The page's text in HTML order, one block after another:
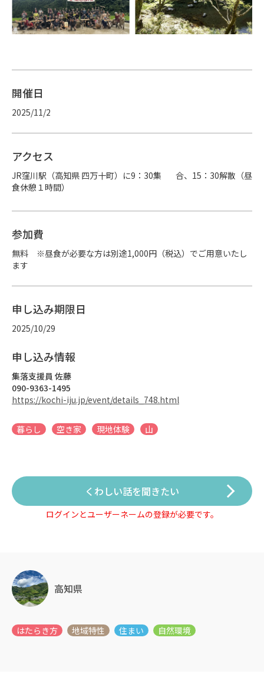
開催日
2025/11/2
アクセス
JR窪川駅（高知県 四万十町）に9：30集        合、15：30解散（昼
食休憩１時間）
参加費
無料　※昼食が必要な方は別途1,000円（税込）でご用意いたし
ます
申し込み期限日
2025/10/29
申し込み情報
集落支援員 佐藤
090-9363-1495
https://kochi-iju.jp/event/details_748.html
暮らし 空き家 現地体験 山
くわしい話を聞きたい
ログインとユーザーネームの登録が必要です。
高知県